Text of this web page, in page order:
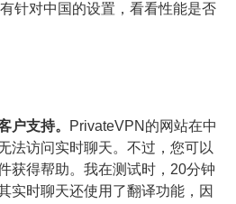
针对中国的设置，看看性能是否
户支持。
PrivateVPN的网站在中
法访问实时聊天。不过，您可以
获得帮助。我在测试时，20分钟
实时聊天还使用了翻译功能，因